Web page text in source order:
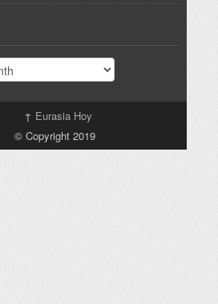
↑ Eurasia Hoy
© Copyright 2019